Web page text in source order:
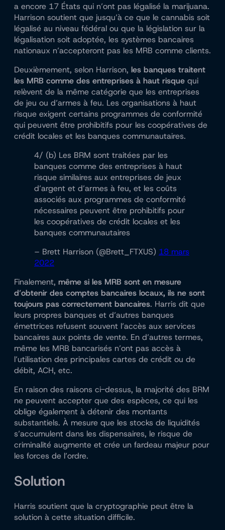
a encore 17 États qui n’ont pas légalisé la marijuana.
Harrison soutient que jusqu’à ce que le cannabis soit
légalisé au niveau fédéral ou que la législation sur la
légalisation soit adoptée, les systèmes bancaires
nationaux n’accepteront pas les MRB comme clients.
Deuxièmement, selon Harrison, les banques traitent
les MRB comme des entreprises à haut risque qui
relèvent de la même catégorie que les entreprises
de jeu ou d’armes à feu. Les organisations à haut
risque exigent certains programmes de conformité
qui peuvent être prohibitifs pour les coopératives de
crédit locales et les banques communautaires.
4/ (b) Les BRM sont traitées par les
banques comme des entreprises à haut
risque similaires aux entreprises de jeux
d’argent et d’armes à feu, et les coûts
associés aux programmes de conformité
nécessaires peuvent être prohibitifs pour
les coopératives de crédit locales et les
banques communautaires
– Brett Harrison (@Brett_FTXUS) 18 mars
2022
Finalement, même si les MRB sont en mesure
d’obtenir des comptes bancaires locaux, ils ne sont
toujours pas correctement bancaires. Harris dit que
leurs propres banques et d’autres banques
émettrices refusent souvent l’accès aux services
bancaires aux points de vente. En d’autres termes,
même les MRB bancarisés n’ont pas accès à
l’utilisation des principales cartes de crédit ou de
débit, ACH, etc.
En raison des raisons ci-dessus, la majorité des BRM
ne peuvent accepter que des espèces, ce qui les
oblige également à détenir des montants
substantiels. À mesure que les stocks de liquidités
s’accumulent dans les dispensaires, le risque de
criminalité augmente et crée un fardeau majeur pour
les forces de l’ordre.
Solution
Harris soutient que la cryptographie peut être la
solution à cette situation difficile.